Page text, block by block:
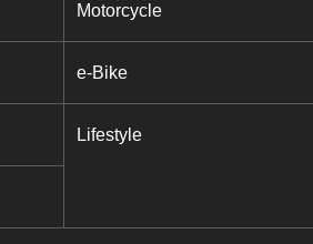
Motorcycle
e-Bike
Lifestyle